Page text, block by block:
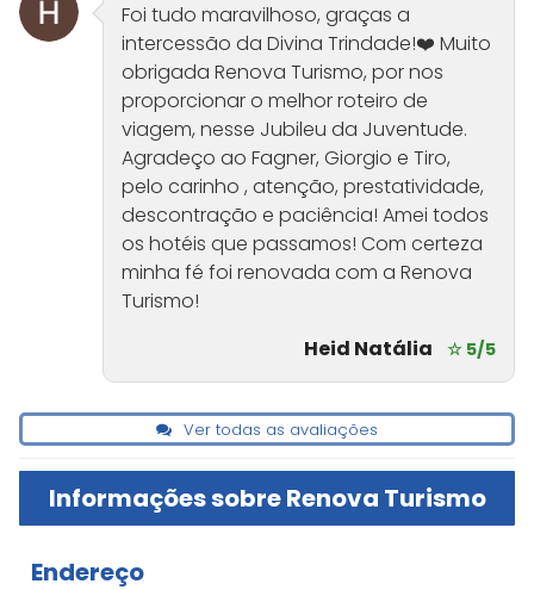
Foi tudo maravilhoso, graças a
intercessão da Divina Trindade!❤️ Muito
obrigada Renova Turismo, por nos
proporcionar o melhor roteiro de
viagem, nesse Jubileu da Juventude.
Agradeço ao Fagner, Giorgio e Tiro,
pelo carinho , atenção, prestatividade,
descontração e paciência! Amei todos
os hotéis que passamos! Com certeza
minha fé foi renovada com a Renova
Turismo!
Heid Natália
☆ 5/5
Ver todas as avaliações
Informações sobre Renova Turismo
Endereço